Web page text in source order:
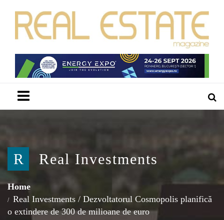
R Real Investments
Home
Real Investments / Dezvoltatorul Cosmopolis planifică
o extindere de 300 de milioane de euro